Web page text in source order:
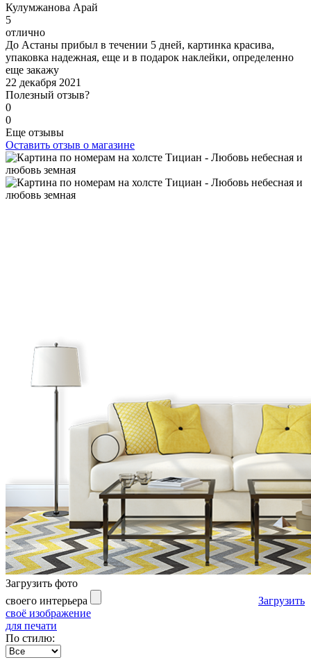
Кулумжанова Арай
5
отлично
До Астаны прибыл в течении 5 дней, картинка красива,
упаковка надежная, еще и в подарок наклейки, определенно
еще закажу
22 декабря 2021
Полезный отзыв?
0
0
Еще отзывы
Оставить отзыв о магазине
Загрузить фото
своего интерьера
Загрузить
своё изображение
для печати
По стилю: